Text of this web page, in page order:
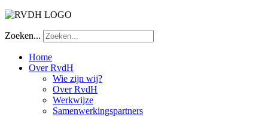
Zoeken...
Home
Over RvdH
Wie zijn wij?
Over RvdH
Werkwijze
Samenwerkingspartners